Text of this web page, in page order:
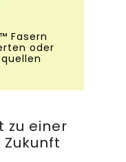
Fasern
oder
zu einer